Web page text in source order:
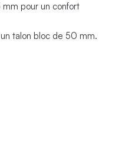
pour un confort
talon bloc de 50 mm.